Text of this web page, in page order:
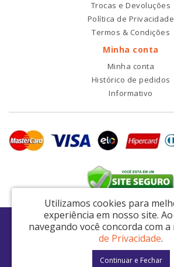
Trocas e Devoluções
Política de Privacidade
Termos & Condições
Minha conta
Minha conta
Histórico de pedidos
Informativo
RDI2 Peças Automotivas Ltda - CNPJ:
Av. Nordestina, 663 - São Miguel Paulista - São
RDI2 © 2026
Utilizamos cookies para
experiência em nosso site.
navegando você concorda com a
de Privacidade.
Continuar e Fechar